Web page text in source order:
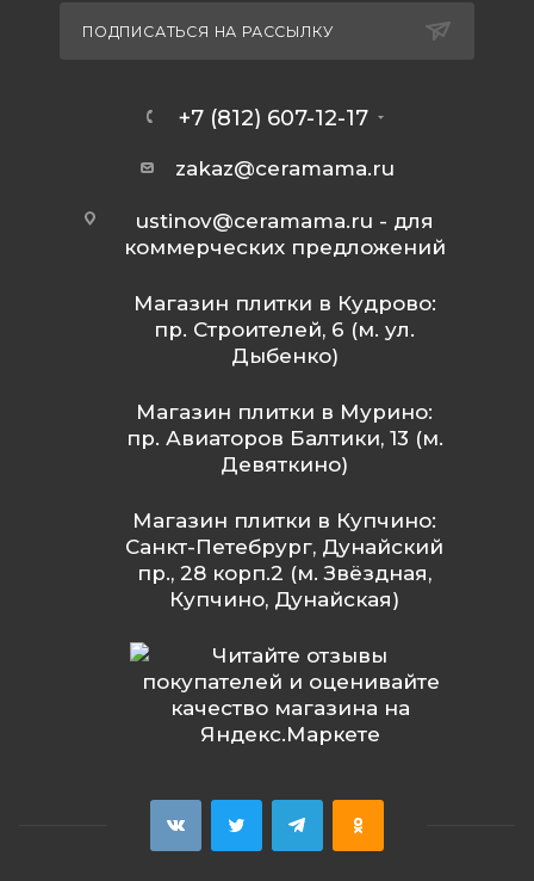
ПОДПИСАТЬСЯ НА РАССЫЛКУ
+7 (812) 607-12-17
zakaz@ceramama.ru
ustinov@ceramama.ru - для
коммерческих предложений
Магазин плитки в Кудрово:
пр. Строителей, 6 (м. ул.
Дыбенко)
Магазин плитки в Мурино:
пр. Авиаторов Балтики, 13 (м.
Девяткино)
Магазин плитки в Купчино:
Санкт-Петебрург, Дунайский
пр., 28 корп.2 (м. Звёздная,
Купчино, Дунайская)